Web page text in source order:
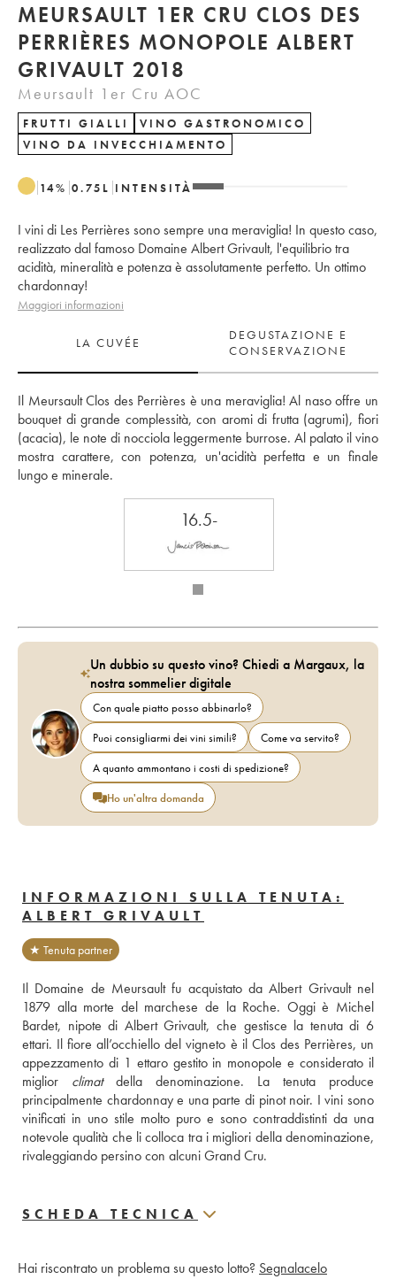
MEURSAULT 1ER CRU CLOS DES
PERRIÈRES MONOPOLE ALBERT
GRIVAULT 2018
Meursault 1er Cru AOC
FRUTTI GIALLI
VINO GASTRONOMICO
VINO DA INVECCHIAMENTO
14% 0.75 L INTENSITÀ
I vini di Les Perrières sono sempre una meraviglia! In questo caso,
realizzato dal famoso Domaine Albert Grivault, l'equilibrio tra
acidità, mineralità e potenza è assolutamente perfetto. Un ottimo
chardonnay!
Maggiori informazioni
LA CUVÉE
DEGUSTAZIONE E
CONSERVAZIONE
Il Meursault Clos des Perrières è una meraviglia! Al naso offre un
bouquet di grande complessità, con aromi di frutta (agrumi), fiori
(acacia), le note di nocciola leggermente burrose. Al palato il vino
mostra carattere, con potenza, un'acidità perfetta e un finale
lungo e minerale.
16.5-
Un dubbio su questo vino? Chiedi a Margaux, la
nostra sommelier digitale
Con quale piatto posso abbinarlo?
Puoi consigliarmi dei vini simili?
Come va servito?
A quanto ammontano i costi di spedizione?
Ho un'altra domanda
INFORMAZIONI SULLA TENUTA:
ALBERT GRIVAULT
★ Tenuta partner
Il Domaine de Meursault fu acquistato da Albert Grivault nel
1879 alla morte del marchese de la Roche. Oggi è Michel
Bardet, nipote di Albert Grivault, che gestisce la tenuta di 6
ettari. Il fiore all’occhiello del vigneto è il Clos des Perrières, un
appezzamento di 1 ettaro gestito in monopole e considerato il
miglior climat della denominazione. La tenuta produce
principalmente chardonnay e una parte di pinot noir. I vini sono
vinificati in uno stile molto puro e sono contraddistinti da una
notevole qualità che li colloca tra i migliori della denominazione,
rivaleggiando persino con alcuni Grand Cru.
SCHEDA TECNICA
Hai riscontrato un problema su questo lotto? Segnalacelo